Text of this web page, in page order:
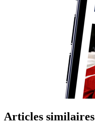
Articles similaires